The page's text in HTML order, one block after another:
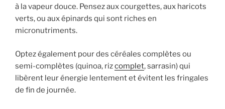
à la vapeur douce. Pensez aux courgettes, aux haricots
verts, ou aux épinards qui sont riches en
micronutriments.
Optez également pour des céréales complètes ou
semi-complètes (quinoa, rizcomplet, sarrasin) qui
libèrent leur énergie lentement et évitent les fringales
de fin de journée.